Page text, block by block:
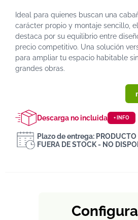
Ideal para quienes buscan una
carácter propio y montaje sencillo,
destaca por su equilibrio entre
precio competitivo. Una solución
para ampliar tu espacio habitable
grandes obras.
Descarga no incluida + INFO
Plazo de entrega: PRODUCTO
FUERA DE STOCK - NO